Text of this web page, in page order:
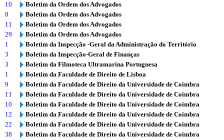
10
Boletim da Ordem dos Advogados
8
Boletim da Ordem dos Advogados
11
Boletim da Ordem dos Advogados
29
Boletim da Ordem dos Advogados
1
Boletim da Inspecção -Geral da Administração do Território
3
Boletim da Inspecção-Geral de Finanças
3
Boletim da Filmoteca Ultramarina Portuguesa
1
Boletim da Faculdade de Direito de Lisboa
9
Boletim da Faculdade de Direito da Universidade de Coimbra
11
Boletim da Faculdade de Direito da Universidade de Coimbra
10
Boletim da Faculdade de Direito da Universidade de Coimbra
12
Boletim da Faculdade de Direito da Universidade de Coimbra
22
Boletim da Faculdade de Direito da Universidade de Coimbra
38
Boletim da Faculdade de Direito da Universidade de Coimbra